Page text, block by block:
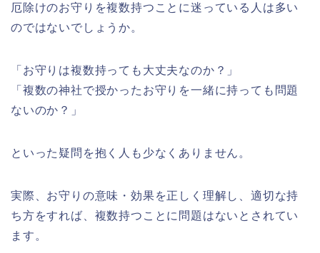
厄除けのお守りを複数持つことに迷っている人は多い
のではないでしょうか。
「お守りは複数持っても大丈夫なのか？」
「複数の神社で授かったお守りを一緒に持っても問題
ないのか？」
といった疑問を抱く人も少なくありません。
実際、お守りの意味・効果を正しく理解し、適切な持
ち方をすれば、複数持つことに問題はないとされてい
ます。